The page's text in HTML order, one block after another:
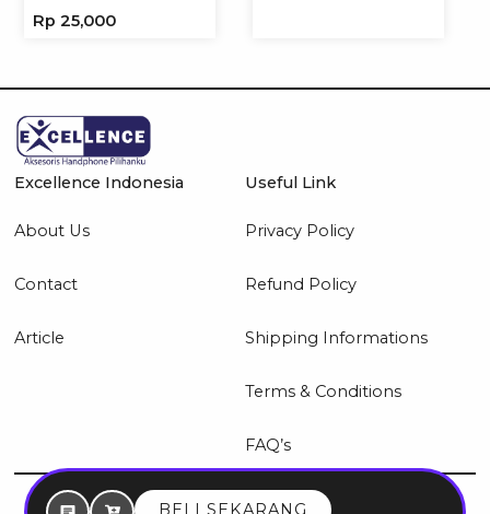
BELI SEKARANG
Headphone
Rp 25,000
Excellence Indonesia
About Us
Contact
Article
Useful Link
Privacy Policy
Refund Policy
Shipping Informations
Terms & Conditions
FAQ’s
© 2026 Excellence Indonesia